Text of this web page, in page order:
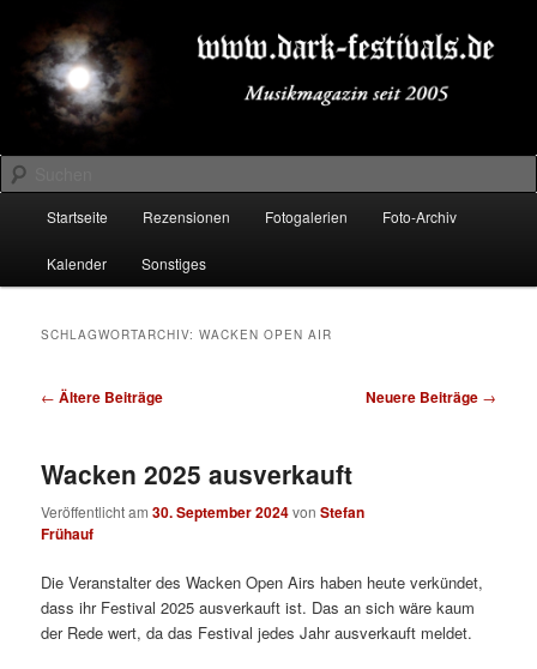
primären
Inhalt
springen
sekundären
Inhalt
springenDARK-FESTIVALS.DE
Suchen
Startseite Rezensionen Fotogalerien Foto-Archiv
Kalender Sonstiges
SCHLAGWORTARCHIV:WACKEN OPEN AIR
Beitragsnavigation
← Ältere Beiträge Neuere Beiträge →
Wacken 2025 ausverkauft
Veröffentlicht am30. September 2024vonStefan
Frühauf
Die Veranstalter des Wacken Open Airs haben heute verkündet,
dass ihr Festival 2025 ausverkauft ist. Das an sich wäre kaum
der Rede wert, da das Festival jedes Jahr ausverkauft meldet.